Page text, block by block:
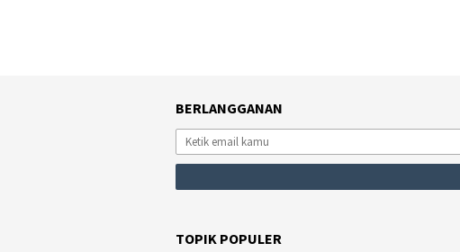
BERLANGGANAN
TOPIK POPULER